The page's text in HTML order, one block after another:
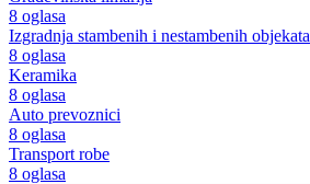
8 oglasa
Izgradnja stambenih i nestambenih objekata
8 oglasa
Keramika
8 oglasa
Auto prevoznici
8 oglasa
Transport robe
8 oglasa